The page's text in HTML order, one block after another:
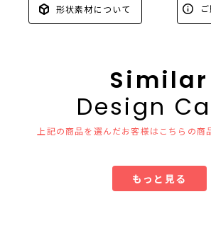
形状素材について
Similar
Design
上記の商品を選んだお客様はこちらの商
もっと見る